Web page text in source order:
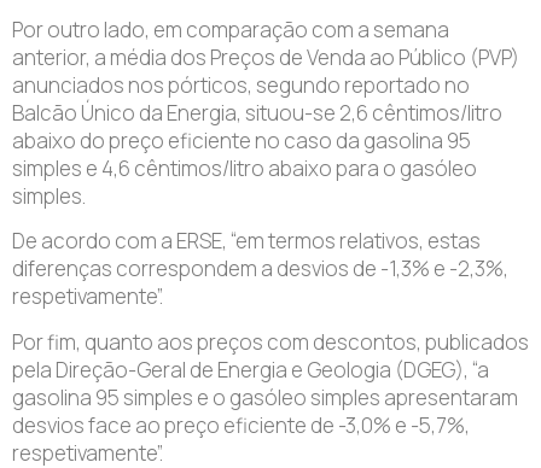
Por outro lado, em comparação com a semana
anterior, a média dos Preços de Venda ao Público (PVP)
anunciados nos pórticos, segundo reportado no
Balcão Único da Energia, situou-se 2,6 cêntimos/litro
abaixo do preço eficiente no caso da gasolina 95
simples e 4,6 cêntimos/litro abaixo para o gasóleo
simples.
De acordo com a ERSE, “em termos relativos, estas
diferenças correspondem a desvios de -1,3% e -2,3%,
respetivamente”.
Por fim, quanto aos preços com descontos, publicados
pela Direção-Geral de Energia e Geologia (DGEG), “a
gasolina 95 simples e o gasóleo simples apresentaram
desvios face ao preço eficiente de -3,0% e -5,7%,
respetivamente”.